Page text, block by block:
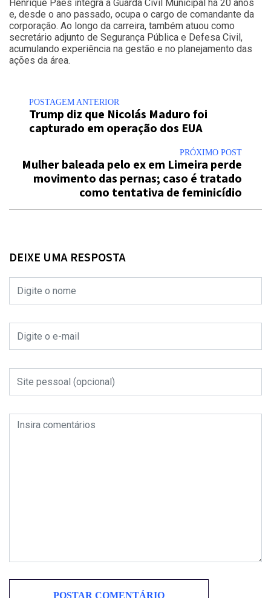
Henrique Paes integra a Guarda Civil Municipal há 20 anos
e, desde o ano passado, ocupa o cargo de comandante da
corporação. Ao longo da carreira, também atuou como
secretário adjunto de Segurança Pública e Defesa Civil,
acumulando experiência na gestão e no planejamento das
ações da área.
POSTAGEM ANTERIOR
Trump diz que Nicolás Maduro foi
capturado em operação dos EUA
PRÓXIMO POST
Mulher baleada pelo ex em Limeira perde
movimento das pernas; caso é tratado
como tentativa de feminicídio
DEIXE UMA RESPOSTA